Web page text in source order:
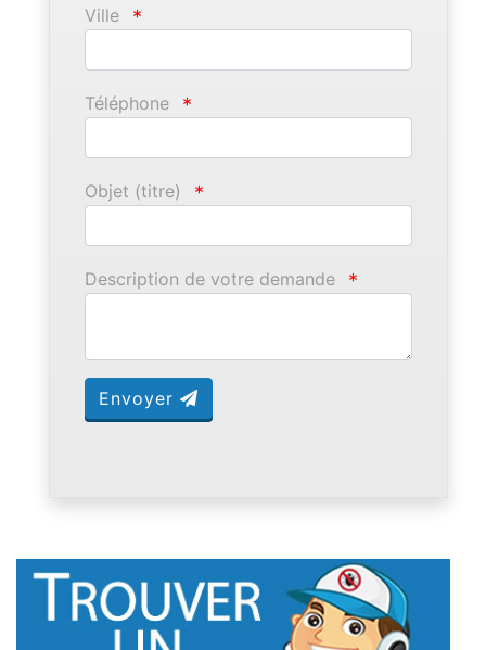
Ville *
Téléphone *
Objet (titre) *
Description de votre demande *
Envoyer